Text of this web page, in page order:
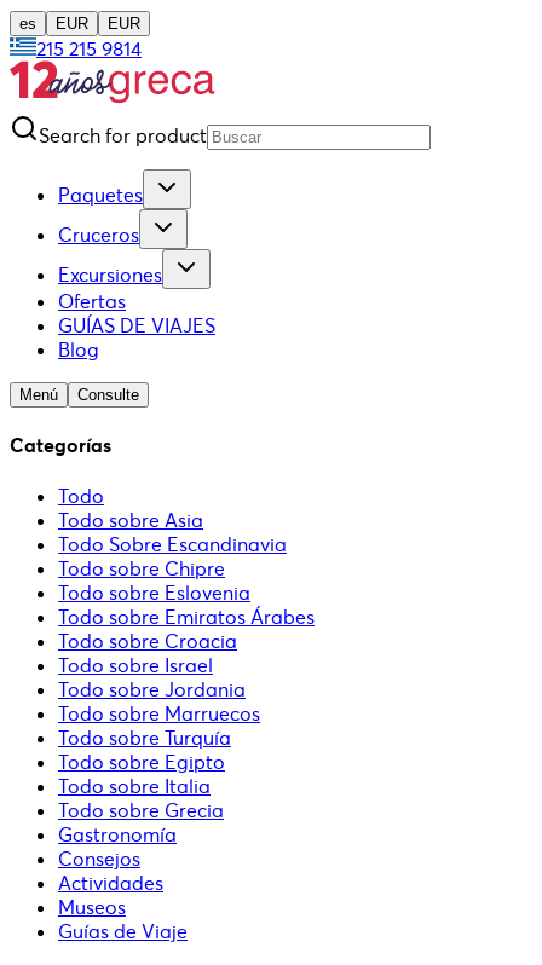
es EUR EUR
215 215 9814
Search for product
Paquetes
Cruceros
Excursiones
Ofertas
GUÍAS DE VIAJES
Blog
Menú Consulte
Categorías
Todo
Todo sobre Asia
Todo Sobre Escandinavia
Todo sobre Chipre
Todo sobre Eslovenia
Todo sobre Emiratos Árabes
Todo sobre Croacia
Todo sobre Israel
Todo sobre Jordania
Todo sobre Marruecos
Todo sobre Turquía
Todo sobre Egipto
Todo sobre Italia
Todo sobre Grecia
Gastronomía
Consejos
Actividades
Museos
Guías de Viaje